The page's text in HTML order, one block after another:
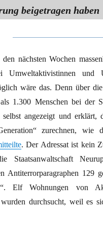
beigetragen haben
nächsten Wochen
Umweltaktivistinnen und
wäre das. Denn über
1.300 Menschen bei der
selbst angezeigt und erklärt,
zurechnen, wie
. Der Adressat ist kein
Staatsanwaltschaft
Antiterrorparagraphen 129
Elf Wohnungen von
durchsucht, weil es